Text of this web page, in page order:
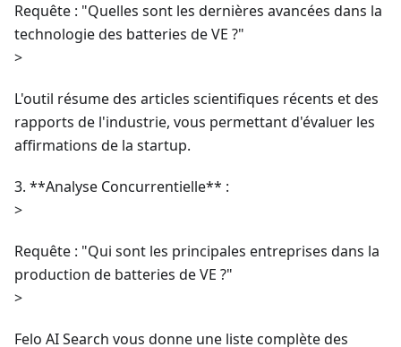
Requête : "Quelles sont les dernières avancées dans la
technologie des batteries de VE ?"
>
L'outil résume des articles scientifiques récents et des
rapports de l'industrie, vous permettant d'évaluer les
affirmations de la startup.
3. **Analyse Concurrentielle** :
>
Requête : "Qui sont les principales entreprises dans la
production de batteries de VE ?"
>
Felo AI Search vous donne une liste complète des